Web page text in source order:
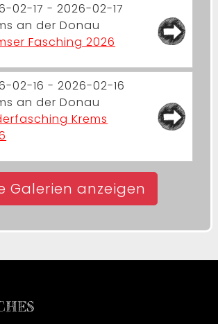
02-17 - 2026-02-17
an der Donau
Fasching 2026
02-16 - 2026-02-16
an der Donau
Krems
Galerien anzeigen